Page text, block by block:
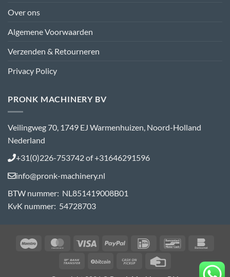
Over ons
Algemene Voorwaarden
Verzenden & Retourneren
Privacy Policy
PRONK MACHINERY BV
Veilingweg 70, 1749 EJ Warmenhuizen, Noord-Holland
Nederland
+31(0)226-753742 of +31646291596
info@pronk-machinery.nl
BTW nummer: NL851419008B01
KvK nummer: 54728703
Maestro MasterCardVisa PayPal IDeal Bancontact
Bank
BitCoin
Cash